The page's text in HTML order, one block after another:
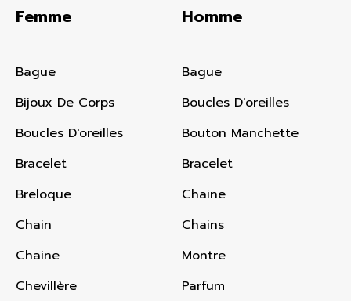
Femme
Bague
Bijoux De Corps
Boucles D'oreilles
Bracelet
Breloque
Chain
Chaine
Chevillère
Homme
Bague
Boucles D'oreilles
Bouton Manchette
Bracelet
Chaine
Chains
Montre
Parfum